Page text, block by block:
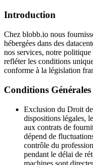
Introduction
Chez blobb.io nous
hébergées dans des
nos services, notre politique
refléter les conditions
conforme à la législation
Conditions Générales
Exclusion du Droit
dispositions légales,
aux contrats de
dépend de
contrôle du
pendant le délai de
machines sont